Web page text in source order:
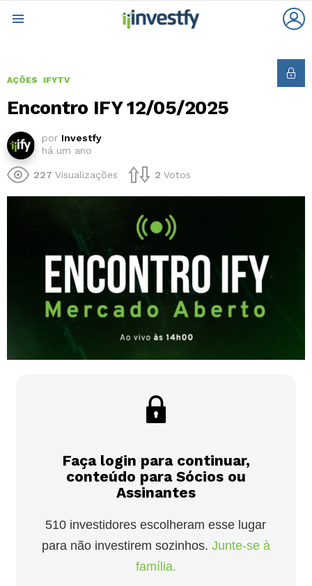
AÇÕES IFYTV
Encontro IFY 12/05/2025
por Investfy
há um ano
227 Visualizações 2 Votos
Faça login para continuar,
conteúdo para Sócios ou
Assinantes
510 investidores escolheram esse lugar
para não investirem sozinhos. Junte-se à
família.